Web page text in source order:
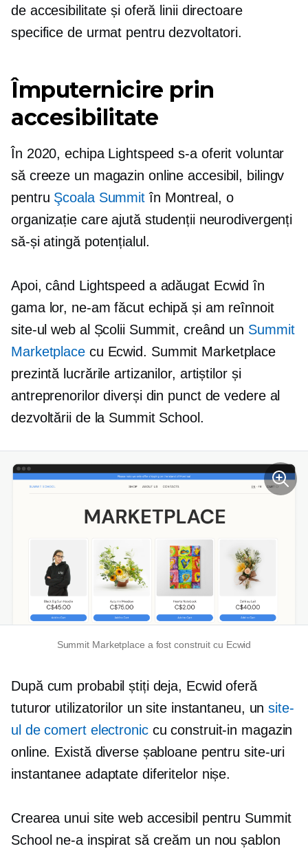
de accesibilitate și oferă linii directoare
specifice de urmat pentru dezvoltatori.
Împuternicire prin
accesibilitate
În 2020, echipa Lightspeed s-a oferit voluntar
să creeze un magazin online accesibil, bilingv
pentru Şcoala Summit în Montreal, o
organizație care ajută studenții neurodivergenți
să-și atingă potențialul.
Apoi, când Lightspeed a adăugat Ecwid în
gama lor, ne-am făcut echipă și am reînnoit
site-ul web al Școlii Summit, creând un Summit
Marketplacecu Ecwid. Summit Marketplace
prezintă lucrările artizanilor, artiștilor și
antreprenorilor diverși din punct de vedere al
dezvoltării de la Summit School.
Summit Marketplace a fost construit cu Ecwid
După cum probabil știți deja, Ecwid oferă
tuturor utilizatorilor un site instantaneu, unsite-
ul de comert electroniccuconstruit-in magazin
online. Există diverse șabloane pentru site-uri
instantanee adaptate diferitelor nișe.
Crearea unui site web accesibil pentru Summit
School ne-a inspirat să creăm un nou șablon